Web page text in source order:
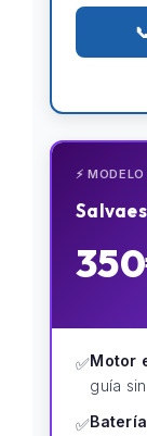
⚡ MODELO
✅Motor
guía
✅